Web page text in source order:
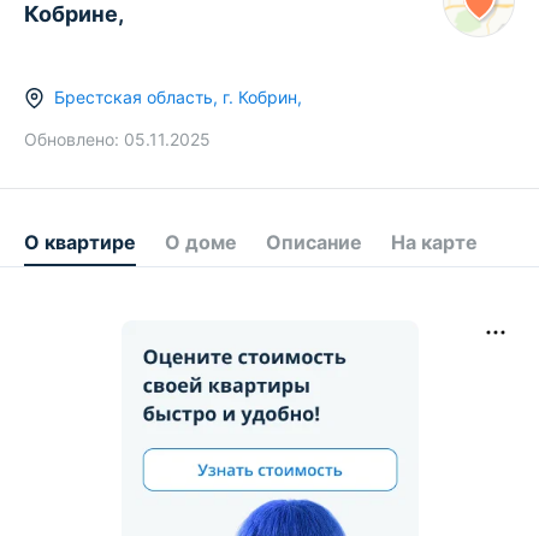
Кобрине,
Брестская область, г. Кобрин,
Обновлено: 05.11.2025
О квартире О доме Описание На карте